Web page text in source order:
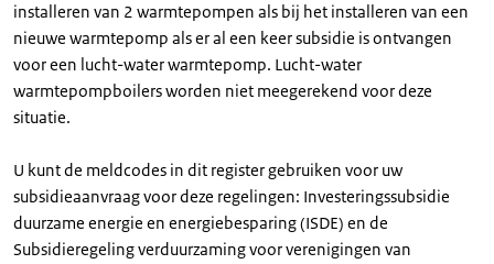
installeren van 2 warmtepompen als bij het installeren van een
nieuwe warmtepomp als er al een keer subsidie is ontvangen
voor een lucht-water warmtepomp. Lucht-water
warmtepompboilers worden niet meegerekend voor deze
situatie.
U kunt de meldcodes in dit register gebruiken voor uw
subsidieaanvraag voor deze regelingen: Investeringssubsidie
duurzame energie en energiebesparing (ISDE) en de
Subsidieregeling verduurzaming voor verenigingen van